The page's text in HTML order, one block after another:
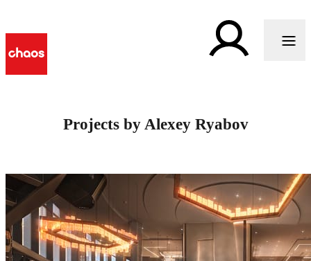
Projects by Alexey Ryabov